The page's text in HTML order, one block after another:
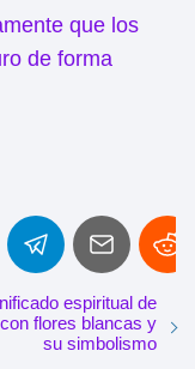
que los
de forma
espiritual de
flores blancas y
su simbolismo